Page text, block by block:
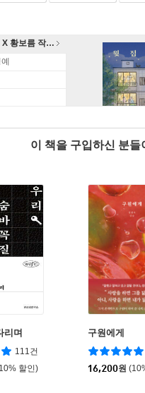
뮤지컬 〈휴남동 서점〉X 황보름 작가 북토크
이 책을 구입하신 분
리며
111건
할인)
구원에게
16,200원